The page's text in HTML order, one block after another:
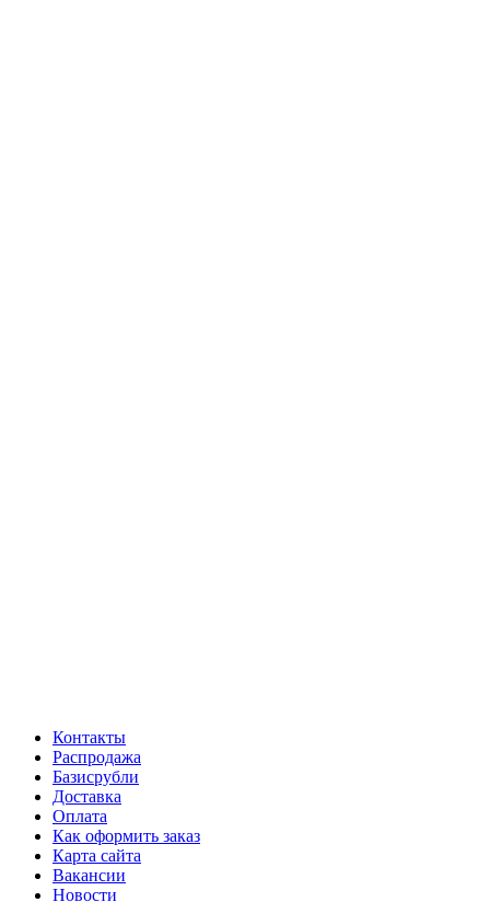
Контакты
Распродажа
Базисрубли
Доставка
Оплата
Как оформить заказ
Карта сайта
Вакансии
Новости